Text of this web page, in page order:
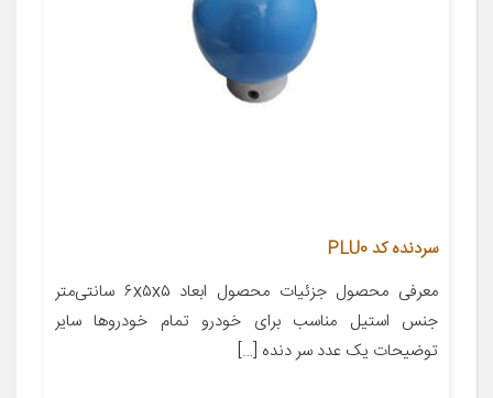
سردنده کد PLU0
معرفی محصول جزئیات محصول ابعاد ۶x۵x۵ سانتی‌متر
جنس استیل مناسب برای خودرو تمام خودروها سایر
توضیحات یک عدد سر دنده […]